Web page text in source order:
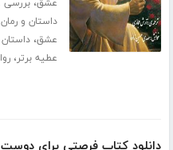
عشق،
داستان و
عشق،
عطیه برتر،
دانلود کتاب فرصتی برای